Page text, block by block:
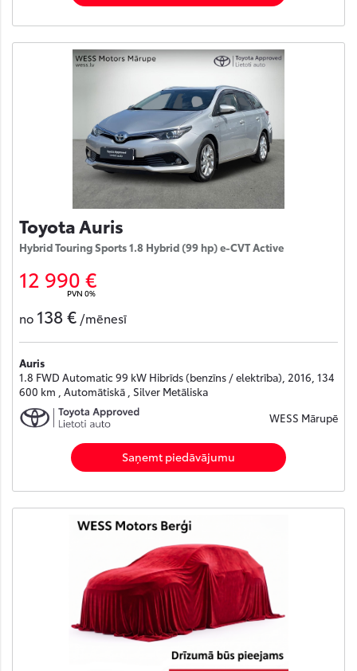
Toyota Auris
Hybrid Touring Sports 1.8 Hybrid (99 hp) e-CVT Active
12 990 €
PVN 0%
no 138 € /mēnesī
Auris
1.8 FWD Automatic 99 kW Hibrīds (benzīns / elektrība), 2016, 134
600 km , Automātiskā , Silver Metāliska
WESS Mārupē
Saņemt piedāvājumu